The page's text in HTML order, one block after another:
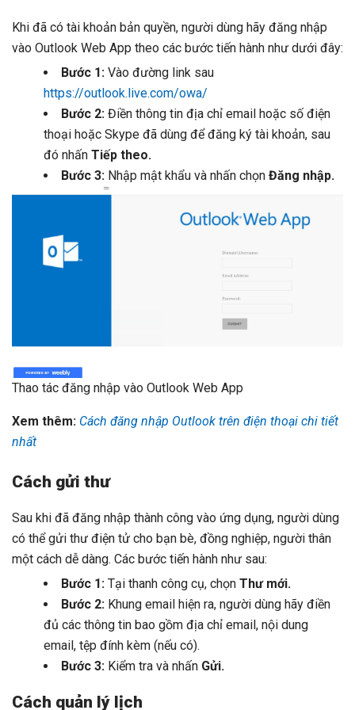
Khi đã có tài khoản bản quyền, người dùng hãy đăng nhập
vào Outlook Web App theo các bước tiến hành như dưới đây:
Bước 1: Vào đường link sau
https://outlook.live.com/owa/
Bước 2: Điền thông tin địa chỉ email hoặc số điện
thoại hoặc Skype đã dùng để đăng ký tài khoản, sau
đó nhấn Tiếp theo.
Bước 3: Nhập mật khẩu và nhấn chọn Đăng nhập.
Thao tác đăng nhập vào Outlook Web App
Xem thêm: Cách đăng nhập Outlook trên điện thoại chi tiết
nhất
Cách gửi thư
Sau khi đã đăng nhập thành công vào ứng dụng, người dùng
có thể gửi thư điện tử cho bạn bè, đồng nghiệp, người thân
một cách dễ dàng. Các bước tiến hành như sau:
Bước 1: Tại thanh công cụ, chọn Thư mới.
Bước 2: Khung email hiện ra, người dùng hãy điền
đủ các thông tin bao gồm địa chỉ email, nội dung
email, tệp đính kèm (nếu có).
Bước 3: Kiểm tra và nhấn Gửi.
Cách quản lý lịch